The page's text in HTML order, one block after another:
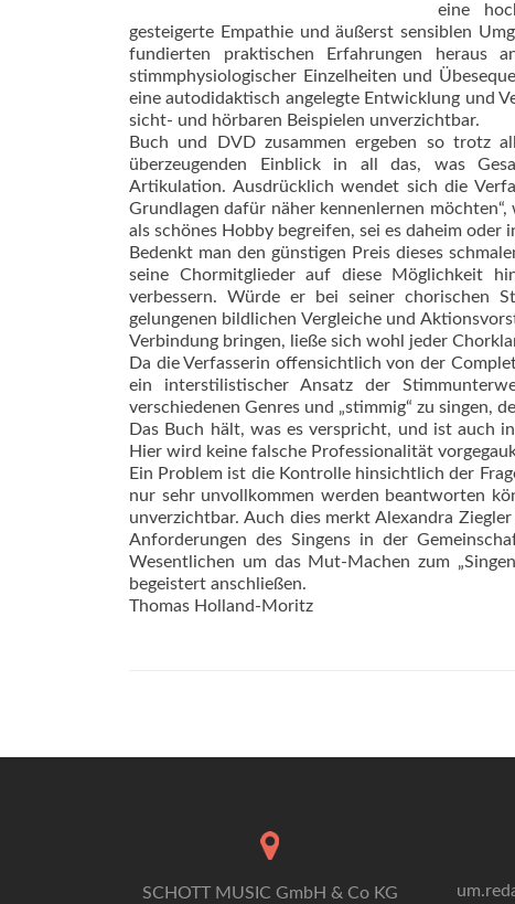
eine
gesteigerte Empathie und äußerst sensib­len
fundierten praktischen Erfahrungen heraus
stimmphysio­logischer Einzelheiten und
eine autodidaktisch angelegte Entwicklung und
sicht- und hörbaren Beispielen unverzichtbar.
Buch und DVD zusammen ergeben so trotz
überzeugenden Einblick in all das, was
Artikulation. Ausdrücklich wendet sich die
Grundlagen dafür näher kennenlernen
als schönes Hobby begreifen, sei es daheim
Bedenkt man den günstigen Preis dieses
seine Chormitglieder auf diese Möglichkeit
verbessern. Würde er bei seiner chorischen
gelungenen bildlichen Vergleiche und
Verbindung bringen, ließe sich wohl jeder
Da die Verfasserin offensichtlich von der
ein interstilistischer Ansatz der
verschiedenen Genres und „stimmig“ zu singen,
Das Buch hält, was es verspricht, und ist auch
Hier wird keine falsche Professionalität
Ein Problem ist die Kontrolle hinsichtlich der
nur sehr unvollkommen werden beantworten
unverzichtbar. Auch dies merkt Alexandra
Anforderungen des Singens in der
Wesentlichen um das Mut-Machen zum
begeistert anschließen.
Thomas Holland-Moritz
SCHOTT MUSIC GmbH & Co KG